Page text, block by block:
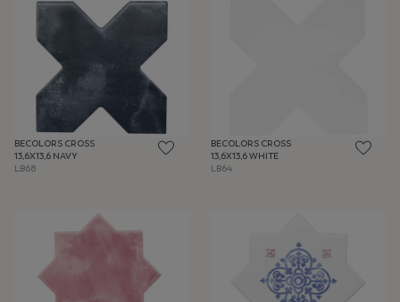
BECOLORS CROSS
13,6X13,6 NAVY
LB68
BECOLORS CROSS
13,6X13,6 WHITE
LB64